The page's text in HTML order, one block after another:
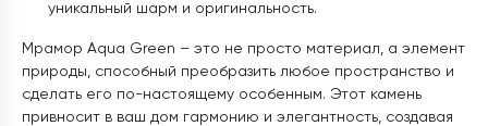
уникальный шарм и оригинальность.
Мрамор Aqua Green – это не просто материал, а элемент
природы, способный преобразить любое пространство и
сделать его по-настоящему особенным. Этот камень
привносит в ваш дом гармонию и элегантность, создавая